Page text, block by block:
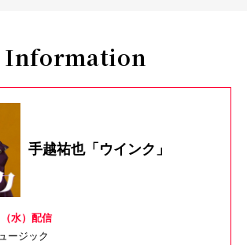
Information
手越祐也「ウインク」
水）配信
ージック